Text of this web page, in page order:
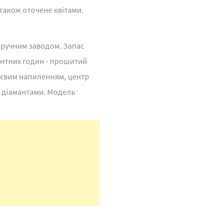
оточене квітами.
заводом. Запас
годин - прошитий
напиленням, центр
діамантами. Модель